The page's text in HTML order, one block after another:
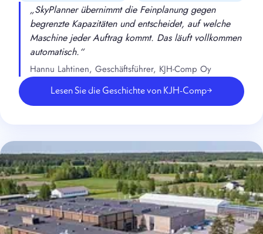
„SkyPlanner übernimmt die Feinplanung gegen
begrenzte Kapazitäten und entscheidet, auf welche
Maschine jeder Auftrag kommt. Das läuft vollkommen
automatisch.“
Hannu Lahtinen, Geschäftsführer, KJH-Comp Oy
Lesen Sie die Geschichte von KJH-Comp→